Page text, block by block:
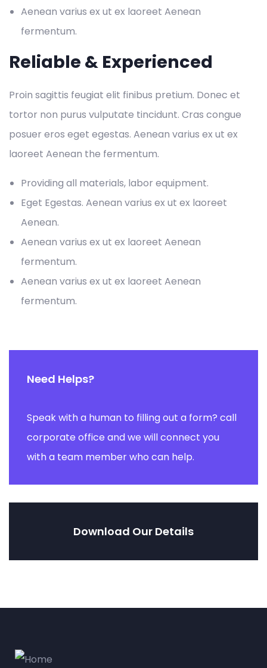
Aenean varius ex ut ex laoreet Aenean
fermentum.
Reliable & Experienced
Proin sagittis feugiat elit finibus pretium. Donec et
tortor non purus vulputate tincidunt. Cras congue
posuer eros eget egestas. Aenean varius ex ut ex
laoreet Aenean the fermentum.
Providing all materials, labor equipment.
Eget Egestas. Aenean varius ex ut ex laoreet
Aenean.
Aenean varius ex ut ex laoreet Aenean
fermentum.
Aenean varius ex ut ex laoreet Aenean
fermentum.
Need Helps?
Speak with a human to filling out a form? call
corporate office and we will connect you
with a team member who can help.
Download Our Details